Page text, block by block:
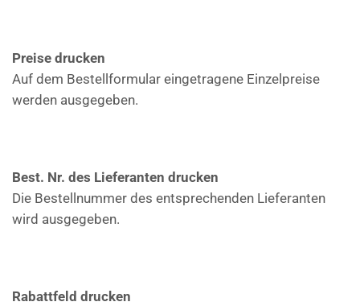
Preise drucken
Auf dem Bestellformular eingetragene Einzelpreise
werden ausgegeben.
Best. Nr. des Lieferanten drucken
Die Bestellnummer des entsprechenden Lieferanten
wird ausgegeben.
Rabattfeld drucken